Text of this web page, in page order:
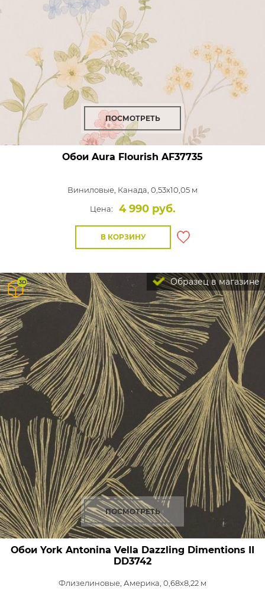
ПОСМОТРЕТЬ
Обои Aura Flourish AF37735
Виниловые, Канада, 0,53x10,05 м
Цена:
4 990 руб.
В КОРЗИНУ
Образец в магазине
ПОСМОТРЕТЬ
Обои York Antonina Vella Dazzling Dimentions II
DD3742
Флизелиновые, Америка, 0,68x8,22 м